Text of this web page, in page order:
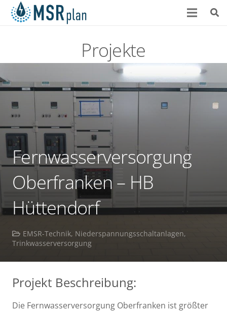
Projekte
Fernwasserversorgung
Oberfranken – HB
Hüttendorf
EMSR-Technik, Niederspannungsschaltanlagen,
Trinkwasserversorgung
Projekt Beschreibung:
Die Fernwasserversorgung Oberfranken ist größter